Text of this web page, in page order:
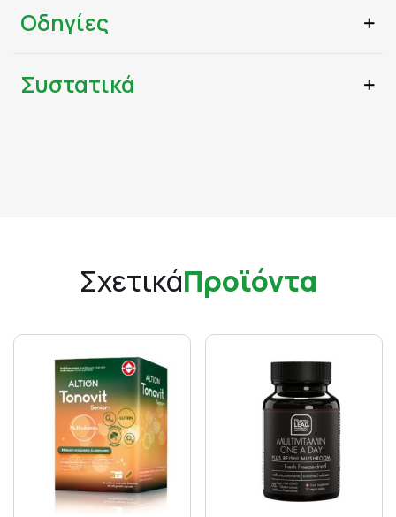
Οδηγίες
Συστατικά
ΣχετικάΠροϊόντα